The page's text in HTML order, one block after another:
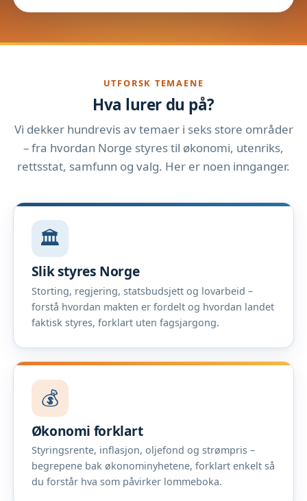
UTFORSK TEMAENE
Hva lurer du på?
Vi dekker hundrevis av temaer i seks store områder
– fra hvordan Norge styres til økonomi, utenriks,
rettsstat, samfunn og valg. Her er noen innganger.
🏛️
Slik styres Norge
Storting, regjering, statsbudsjett og lovarbeid –
forstå hvordan makten er fordelt og hvordan landet
faktisk styres, forklart uten fagsjargong.
💰
Økonomi forklart
Styringsrente, inflasjon, oljefond og strømpris –
begrepene bak økonominyhetene, forklart enkelt så
du forstår hva som påvirker lommeboka.